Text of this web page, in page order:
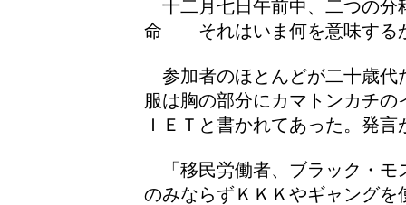
十二月七日午前中、二つの分
命――それはいま何を意味する
参加者のほとんどが二十歳代
服は胸の部分にカマトンカチ
ＩＥＴと書かれてあった。発
「移民労働者、ブラック・モ
のみならずＫＫＫやギャング